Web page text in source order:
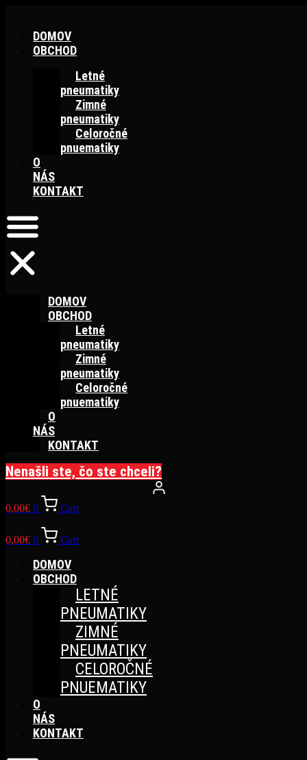
DOMOV
OBCHOD
Letné
pneumatiky
Zimné
pneumatiky
Celoročné
pnuematiky
O
NÁS
KONTAKT
DOMOV
OBCHOD
Letné
pneumatiky
Zimné
pneumatiky
Celoročné
pnuematiky
O
NÁS
KONTAKT
Nenašli ste, čo ste chceli?
0,00€ 0 Cart
0,00€ 0 Cart
DOMOV
OBCHOD
LETNÉ
PNEUMATIKY
ZIMNÉ
PNEUMATIKY
CELOROČNÉ
PNUEMATIKY
O
NÁS
KONTAKT